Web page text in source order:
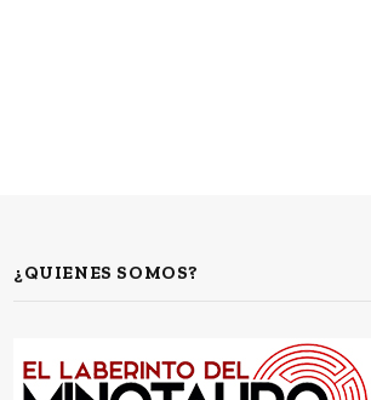
¿QUIENES SOMOS?